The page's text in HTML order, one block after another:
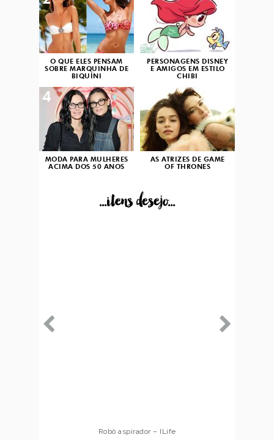
O QUE ELES PENSAM
SOBRE MARQUINHA DE
BIQUÍNI
PERSONAGENS DISNEY
E AMIGOS EM ESTILO
CHIBI
MODA PARA MULHERES
ACIMA DOS 50 ANOS
4
AS ATRIZES DE GAME
OF THRONES
...itens desejo...
Robô aspirador – ILife